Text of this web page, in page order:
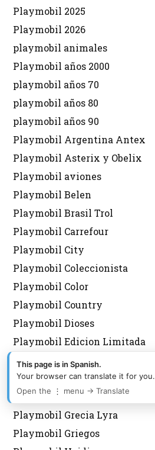
Playmobil 2025
Playmobil 2026
playmobil animales
Playmobil años 2000
playmobil años 70
playmobil años 80
playmobil años 90
Playmobil Argentina Antex
Playmobil Asterix y Obelix
Playmobil aviones
Playmobil Belen
Playmobil Brasil Trol
Playmobil Carrefour
Playmobil City
Playmobil Coleccionista
Playmobil Color
Playmobil Country
Playmobil Dioses
Playmobil Edicion Limitada
Playmobil Everdreamerz
Playmobil Fallas
Playmobil Fútbol
Playmobil Grecia Lyra
Playmobil Griegos
This page is in Spanish.
Your browser can translate it for you.
Open the ⋮ menu → Translate